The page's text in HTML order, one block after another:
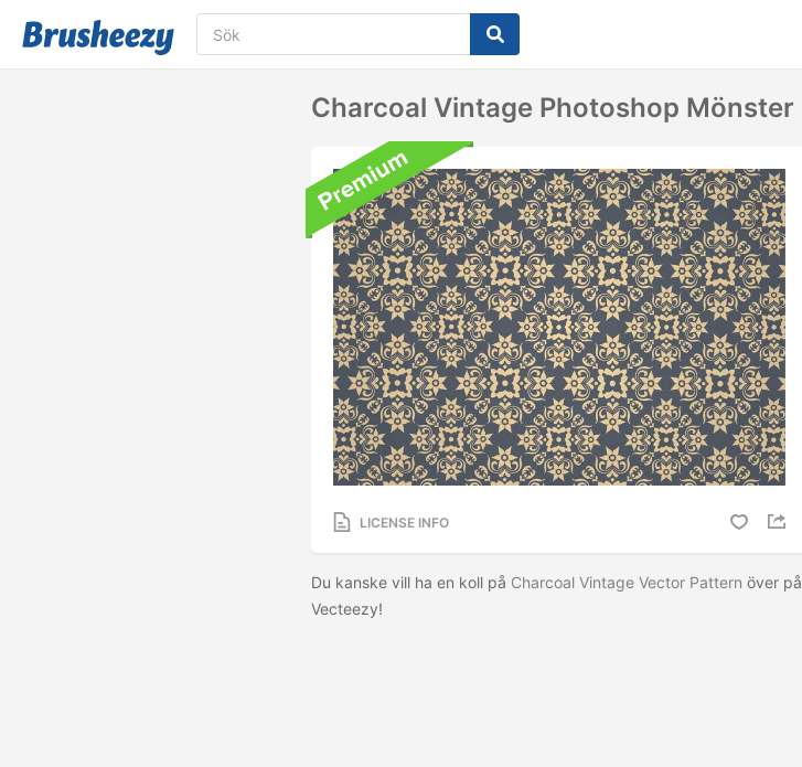
Charcoal Vintage Photoshop Mönster
LICENSE INFO
Du kanske vill ha en koll på Charcoal Vintage Vector Pattern över på
Vecteezy!